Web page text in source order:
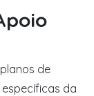
de
da